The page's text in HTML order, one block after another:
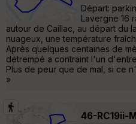
Départ:
Lavergne 16
autour de Caillac, au départ du
nuageux, une température
Après quelques centaines de
détrempé a contraint l'un
Plus de peur que de mal, si ce
»
46-RC19ii-